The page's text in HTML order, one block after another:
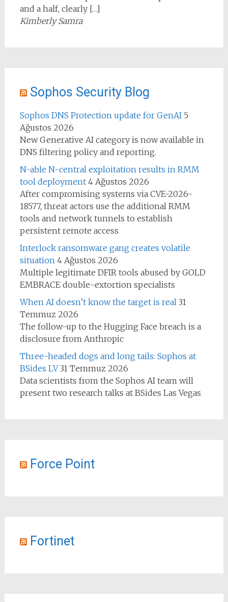
and a half, clearly […]
Kimberly Samra
Sophos Security Blog
Sophos DNS Protection update for GenAI 5
Ağustos 2026
New Generative AI category is now available in
DNS filtering policy and reporting.
N-able N-central exploitation results in RMM
tool deployment 4 Ağustos 2026
After compromising systems via CVE-2026-
18577, threat actors use the additional RMM
tools and network tunnels to establish
persistent remote access
Interlock ransomware gang creates volatile
situation 4 Ağustos 2026
Multiple legitimate DFIR tools abused by GOLD
EMBRACE double-extortion specialists
When AI doesn’t know the target is real 31
Temmuz 2026
The follow-up to the Hugging Face breach is a
disclosure from Anthropic
Three-headed dogs and long tails: Sophos at
BSides LV 31 Temmuz 2026
Data scientists from the Sophos AI team will
present two research talks at BSides Las Vegas
Force Point
Fortinet